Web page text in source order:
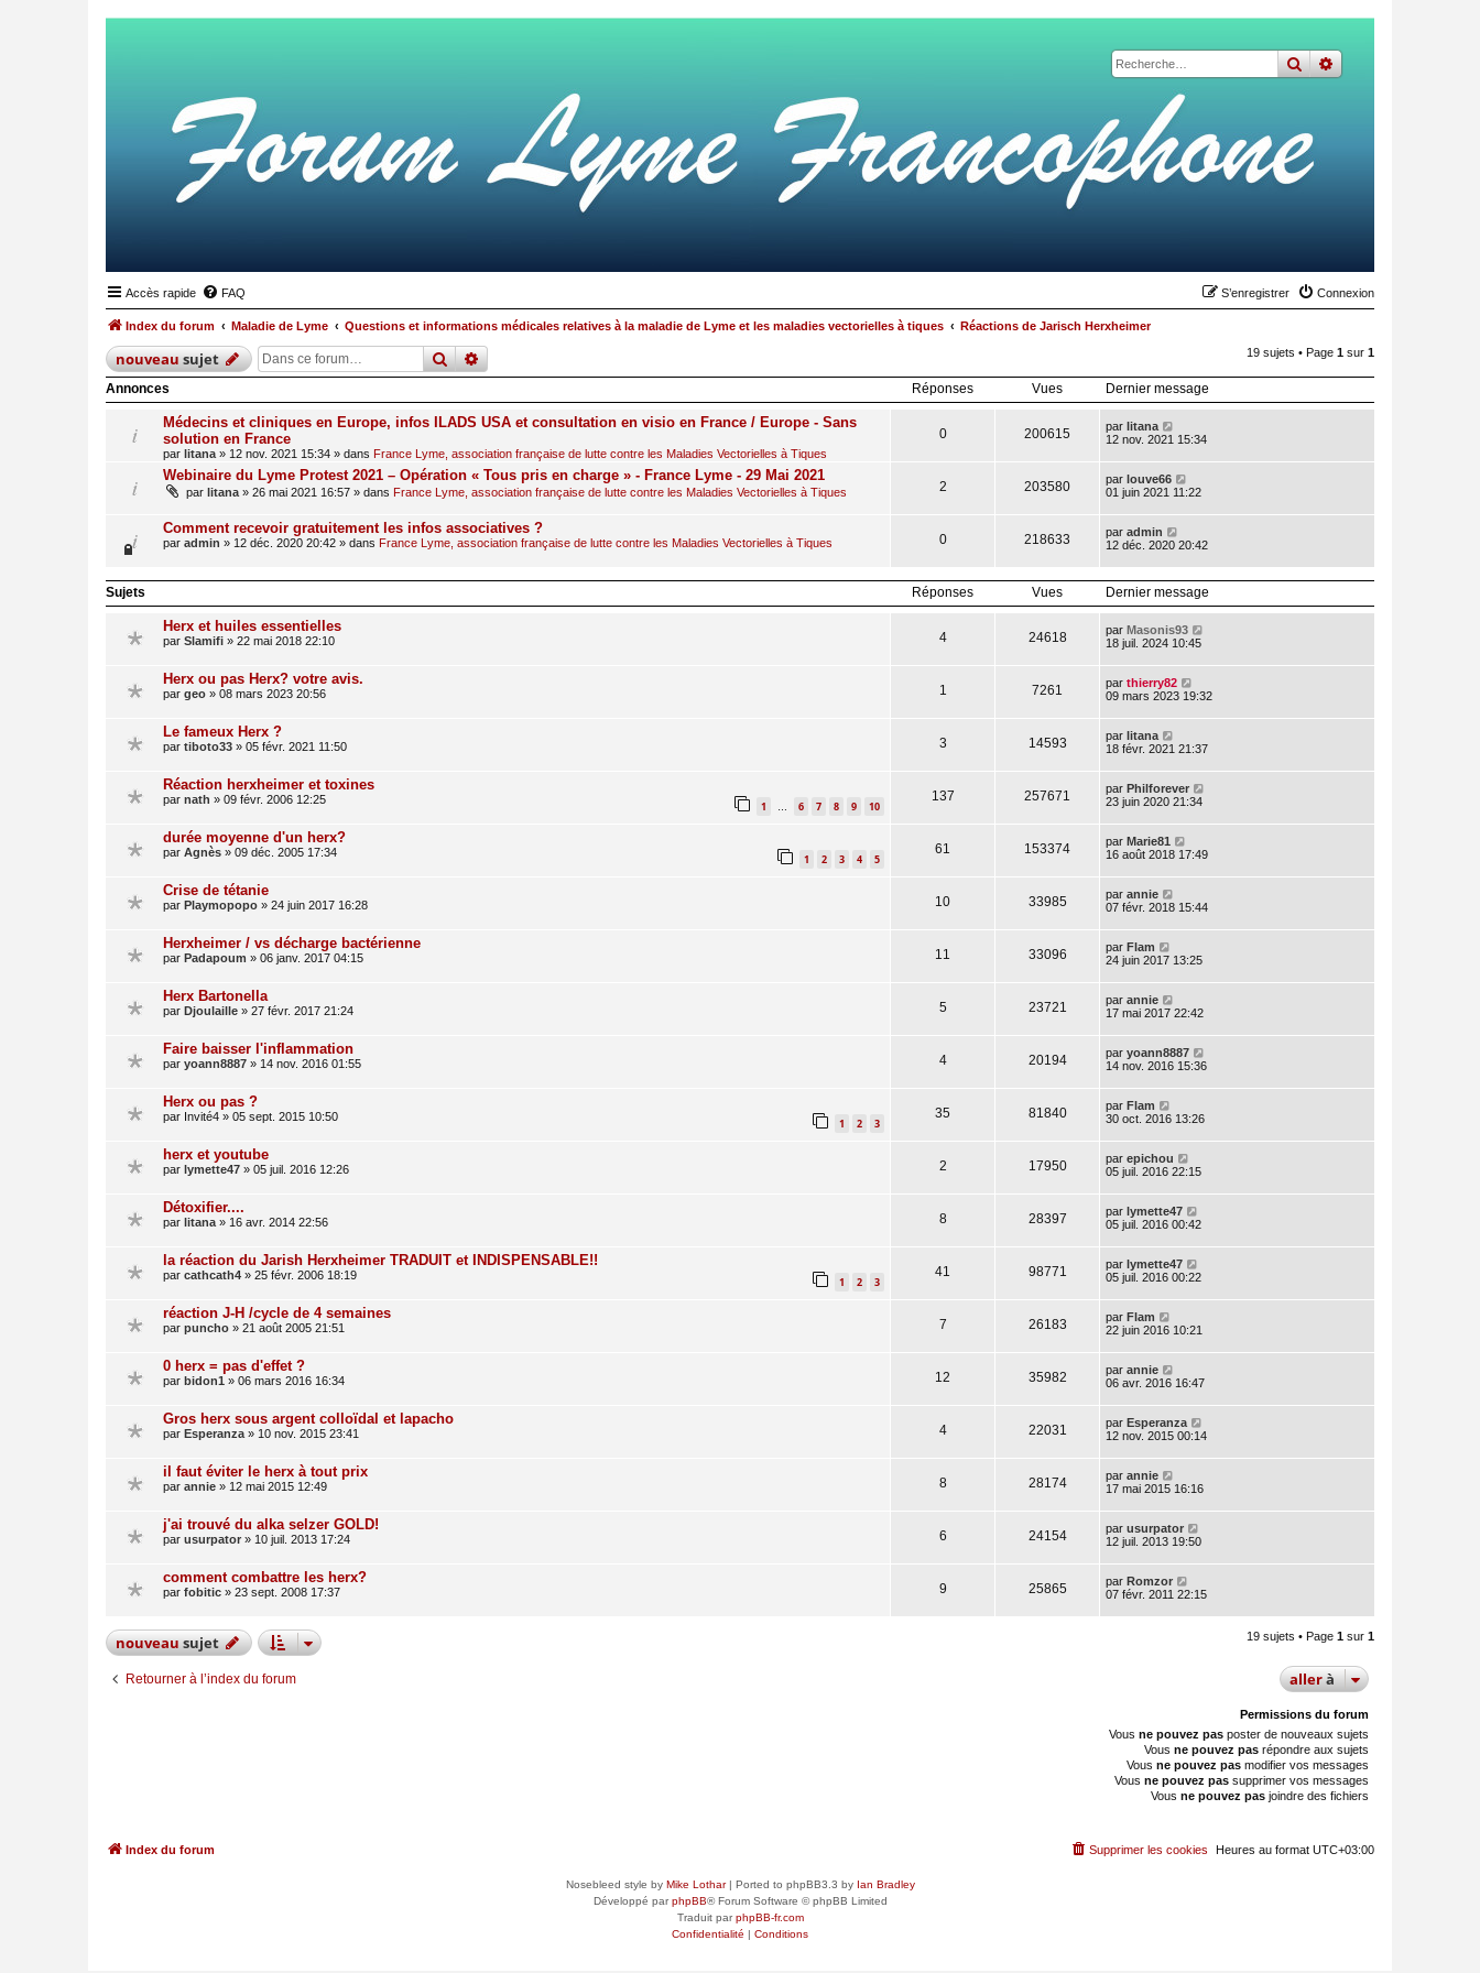
rechercher
recherche
Accès rapide FAQ Connexion
S’enregistrer
Index du forum Maladie de Lyme Questions et informations médicales relatives à la maladie de Lyme et les maladies vectorielles à tiques Réactions de Jarisch Herxheimer
nouveausujet rechercher
recherche 19 sujets • Page 1 sur 1
Annonces Réponses Vues Dernier message
Médecins et cliniques en Europe, infos ILADS USA et consultation en visio en France / Europe - Sans
solution en France
par litana » 12 nov. 2021 15:34 » dans France Lyme, association française de lutte contre les Maladies Vectorielles à Tiques
0 200615 par litana
12 nov. 2021 15:34
Webinaire du Lyme Protest 2021 – Opération « Tous pris en charge » - France Lyme - 29 Mai 2021
par litana » 26 mai 2021 16:57 » dans France Lyme, association française de lutte contre les Maladies Vectorielles à Tiques 2 203580 par louve66
01 juin 2021 11:22
Comment recevoir gratuitement les infos associatives ?
par admin » 12 déc. 2020 20:42 » dans France Lyme, association française de lutte contre les Maladies Vectorielles à Tiques 0 218633 par admin
12 déc. 2020 20:42
Sujets Réponses Vues Dernier message
Herx et huiles essentielles
par Slamifi » 22 mai 2018 22:10 4 24618 par Masonis93
18 juil. 2024 10:45
Herx ou pas Herx? votre avis.
par geo » 08 mars 2023 20:56 1 7261 par thierry82
09 mars 2023 19:32
Le fameux Herx ?
par tiboto33 » 05 févr. 2021 11:50 3 14593 par litana
18 févr. 2021 21:37
Réaction herxheimer et toxines
par nath » 09 févr. 2006 12:25 1 … 6 7 8 9 10
137 257671 par Philforever
23 juin 2020 21:34
durée moyenne d'un herx?
par Agnès » 09 déc. 2005 17:34 1 2 3 4 5
61 153374 par Marie81
16 août 2018 17:49
Crise de tétanie
par Playmopopo » 24 juin 2017 16:28 10 33985 par annie
07 févr. 2018 15:44
Herxheimer / vs décharge bactérienne
par Padapoum » 06 janv. 2017 04:15 11 33096 par Flam
24 juin 2017 13:25
Herx Bartonella
par Djoulaille » 27 févr. 2017 21:24 5 23721 par annie
17 mai 2017 22:42
Faire baisser l'inflammation
par yoann8887 » 14 nov. 2016 01:55 4 20194 par yoann8887
14 nov. 2016 15:36
Herx ou pas ?
par Invité4 » 05 sept. 2015 10:50 1 2 3
35 81840 par Flam
30 oct. 2016 13:26
herx et youtube
par lymette47 » 05 juil. 2016 12:26 2 17950 par epichou
05 juil. 2016 22:15
Détoxifier....
par litana » 16 avr. 2014 22:56 8 28397 par lymette47
05 juil. 2016 00:42
la réaction du Jarish Herxheimer TRADUIT et INDISPENSABLE!!
par cathcath4 » 25 févr. 2006 18:19 1 2 3
41 98771 par lymette47
05 juil. 2016 00:22
réaction J-H /cycle de 4 semaines
par puncho » 21 août 2005 21:51 7 26183 par Flam
22 juin 2016 10:21
0 herx = pas d'effet ?
par bidon1 » 06 mars 2016 16:34 12 35982 par annie
06 avr. 2016 16:47
Gros herx sous argent colloïdal et lapacho
par Esperanza » 10 nov. 2015 23:41 4 22031 par Esperanza
12 nov. 2015 00:14
il faut éviter le herx à tout prix
par annie » 12 mai 2015 12:49 8 28174 par annie
17 mai 2015 16:16
j'ai trouvé du alka selzer GOLD!
par usurpator » 10 juil. 2013 17:24 6 24154 par usurpator
12 juil. 2013 19:50
comment combattre les herx?
par fobitic » 23 sept. 2008 17:37 9 25865 par Romzor
07 févr. 2011 22:15
nouveausujet 19 sujets • Page 1 sur 1
Retourner à l’index du forum allerà
Permissions du forum
Vous ne pouvez pas poster de nouveaux sujets
Vous ne pouvez pas répondre aux sujets
Vous ne pouvez pas modifier vos messages
Vous ne pouvez pas supprimer vos messages
Vous ne pouvez pas joindre des fichiers
Index du forum Heures au format UTC+03:00
Supprimer les cookies
Nosebleed style by Mike Lothar| Ported to phpBB3.3 by Ian Bradley
Développé parphpBB® Forum Software © phpBB Limited
Traduit parphpBB-fr.com
Confidentialité | Conditions